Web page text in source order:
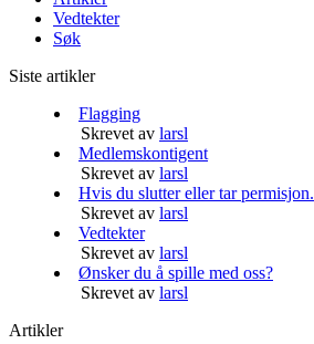
Vedtekter
Søk
Siste artikler
Flagging
Skrevet av larsl
Medlemskontigent
Skrevet av larsl
Hvis du slutter eller tar permisjon.
Skrevet av larsl
Vedtekter
Skrevet av larsl
Ønsker du å spille med oss?
Skrevet av larsl
Artikler